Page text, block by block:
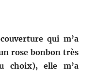
qui m’a
rose bonbon très
choix), elle m’a